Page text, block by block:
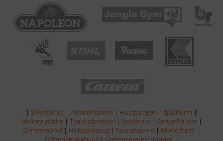
| Spielgeräte | Infrarotkabine | Holzgaragen | Spielturm |
Wellenrutsche | Teakholzmöbel | Spielhaus | Gartenhäuser |
Gartenmöbel | Holzspielzeug | Saunakabine | Kletterturm |
Gartengerätehaus | Gartengeräteschuppen |